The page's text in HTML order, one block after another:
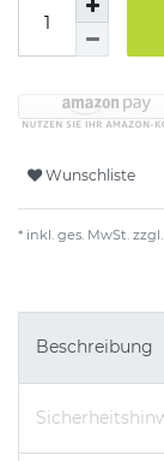
Wunschliste
* inkl. ges. MwSt. zzgl.
Beschreibung